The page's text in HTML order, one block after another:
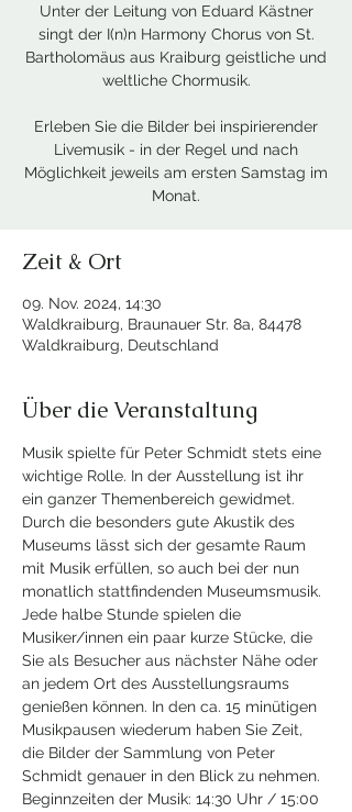
Unter der Leitung von Eduard Kästner
singt der I(n)n Harmony Chorus von St.
Bartholomäus aus Kraiburg geistliche und
weltliche Chormusik.
Erleben Sie die Bilder bei inspirierender
Livemusik - in der Regel und nach
Möglichkeit jeweils am ersten Samstag im
Zeit & Ort
09. Nov. 2024, 14:30
Waldkraiburg, Braunauer Str. 8a, 84478
Waldkraiburg, Deutschland
Über die Veranstaltung
Musik spielte für Peter Schmidt stets eine
wichtige Rolle. In der Ausstellung ist ihr
ein ganzer Themenbereich gewidmet.
Durch die besonders gute Akustik des
Museums lässt sich der gesamte Raum
mit Musik erfüllen, so auch bei der nun
monatlich stattfindenden Museumsmusik.
Jede halbe Stunde spielen die
Musiker/innen ein paar kurze Stücke, die
Sie als Besucher aus nächster Nähe oder
an jedem Ort des Ausstellungsraums
genießen können. In den ca. 15 minütigen
Musikpausen wiederum haben Sie Zeit,
die Bilder der Sammlung von Peter
Schmidt genauer in den Blick zu nehmen.
Beginnzeiten der Musik: 14:30 Uhr / 15:00